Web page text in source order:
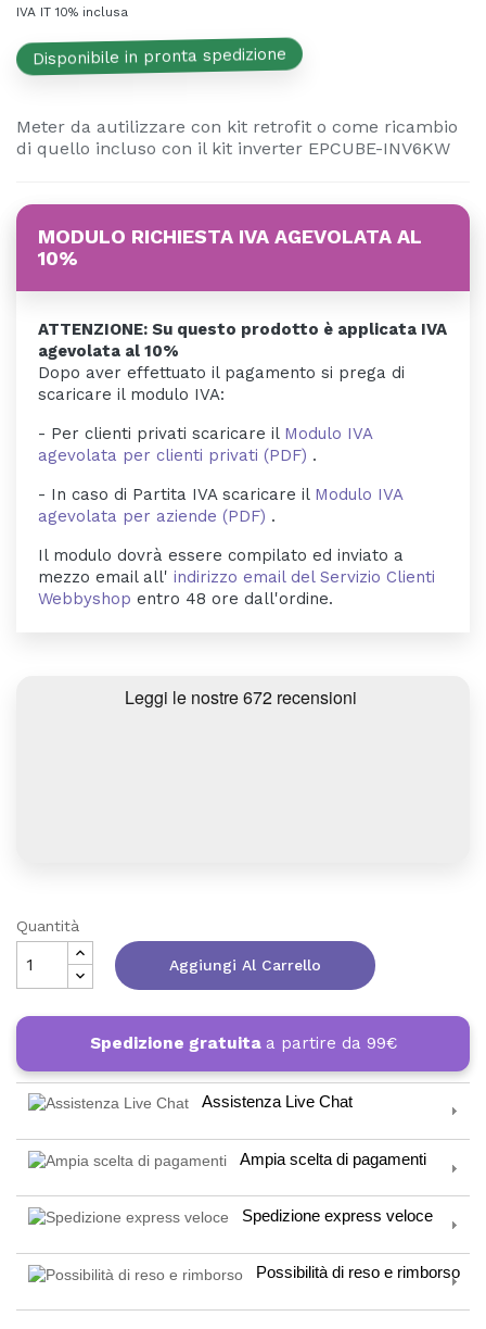
IVA IT 10% inclusa
Disponibile in pronta spedizione
Meter da autilizzare con kit retrofit o come ricambio
di quello incluso con il kit inverter EPCUBE-INV6KW
MODULO RICHIESTA IVA AGEVOLATA AL
10%
ATTENZIONE: Su questo prodotto è applicata IVA
agevolata al 10%
Dopo aver effettuato il pagamento si prega di
scaricare il modulo IVA:
- Per clienti privati scaricare il Modulo IVA
agevolata per clienti privati (PDF) .
- In caso di Partita IVA scaricare il Modulo IVA
agevolata per aziende (PDF) .
Il modulo dovrà essere compilato ed inviato a
mezzo email all' indirizzo email del Servizio Clienti
Webbyshop entro 48 ore dall'ordine.
Quantità
Aggiungi Al Carrello
Spedizione gratuita a partire da 99€
Assistenza Live Chat
Ampia scelta di pagamenti
Spedizione express veloce
Possibilità di reso e rimborso